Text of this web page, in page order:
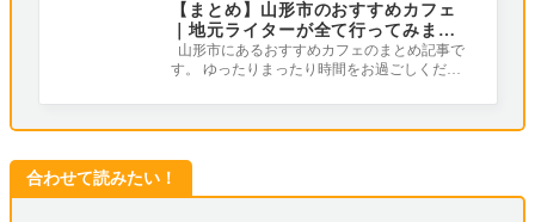
【まとめ】山形市のおすすめカフェ
｜地元ライターが全て行ってみまし
た！
山形市にあるおすすめカフェのまとめ記事で
す。 ゆったりまったり時間をお過ごしくださ
合わせて読みたい！